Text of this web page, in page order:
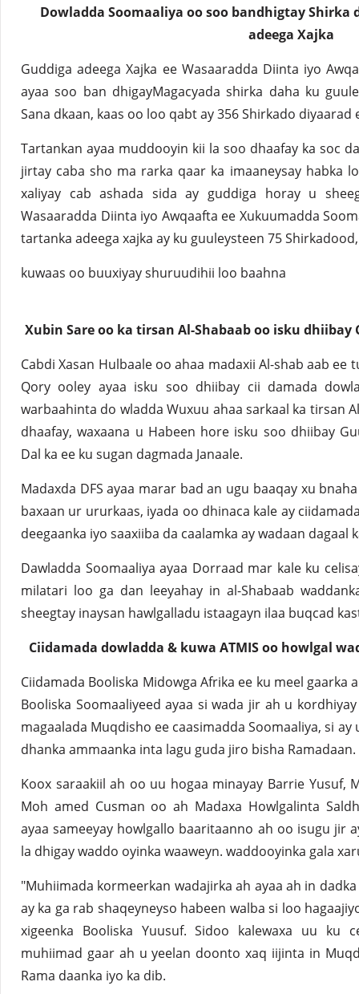
Dowladda Soomaaliya oo soo bandhigtay
adeega Xajka
Guddiga adeega Xajka ee Wasaaradda Diinta iyo
ayaa soo ban dhigayMagacyada shirka daha ku
Sana dkaan, kaas oo loo qabt ay 356 Shirkado diyaarad
Tartankan ayaa muddooyin kii la soo dhaafay ka soc
jirtay caba sho ma rarka qaar ka imaaneysay habka
xaliyay cab ashada sida ay guddiga horay u
Wasaaradda Diinta iyo Awqaafta ee Xukuumadda
tartanka adeega xajka ay ku guuleysteen 75 Shirkadood,
kuwaas oo buuxiyay shuruudihii loo baahna
Xubin Sare oo ka tirsan Al-Shabaab oo isku
Cabdi Xasan Hulbaale oo ahaa madaxii Al-shab aab ee
Qory ooley ayaa isku soo dhiibay cii damada
warbaahinta do wladda Wuxuu ahaa sarkaal ka tirsan
dhaafay, waxaana u Habeen hore isku soo dhiibay
Dal ka ee ku sugan dagmada Janaale.
Madaxda DFS ayaa marar bad an ugu baaqay xu
baxaan ur ururkaas, iyada oo dhinaca kale ay
deegaanka iyo saaxiiba da caalamka ay wadaan dagaal
Dawladda Soomaaliya ayaa Dorraad mar kale ku
milatari loo ga dan leeyahay in al-Shabaab
sheegtay inaysan hawlgalladu istaagayn ilaa buqcad
Ciidamada dowladda & kuwa ATMIS oo howlgal
Ciidamada Booliska Midowga Afrika ee ku meel gaarka
Booliska Soomaaliyeed ayaa si wada jir ah u
magaalada Muqdisho ee caasimadda Soomaaliya, si ay
dhanka ammaanka inta lagu guda jiro bisha Ramadaan.
Koox saraakiil ah oo uu hogaa minayay Barrie Yusuf,
Moh amed Cusman oo ah Madaxa Howlgalinta
ayaa sameeyay howlgallo baaritaanno ah oo isugu jir
la dhigay waddo oyinka waaweyn. waddooyinka gala
"Muhiimada kormeerkan wadajirka ah ayaa ah in
ay ka ga rab shaqeyneyso habeen walba si loo
xigeenka Booliska Yuusuf. Sidoo kalewaxa uu ku
muhiimad gaar ah u yeelan doonto xaq iijinta in
Rama daanka iyo ka dib.